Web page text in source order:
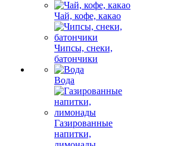
Чай, кофе, какао
Чипсы, снеки,
батончики
Вода
Газированные
напитки,